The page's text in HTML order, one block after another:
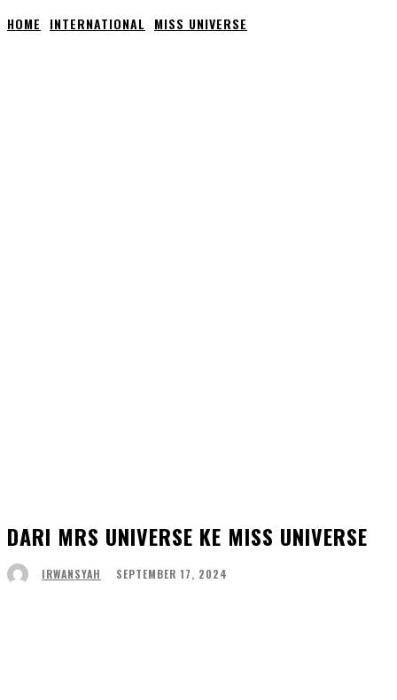
HOME INTERNATIONAL MISS UNIVERSE
DARI MRS UNIVERSE KE MISS UNIVERSE
IRWANSYAH SEPTEMBER 17, 2024